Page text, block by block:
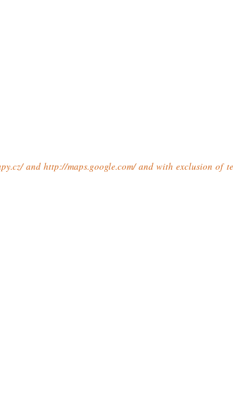
and http://maps.google.com/ and with exclusion